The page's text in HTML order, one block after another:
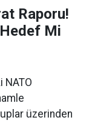
Raporu!
Hedef Mi
NATO
üzerinden